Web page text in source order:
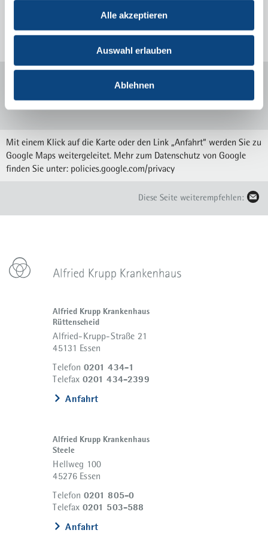
Alle akzeptieren
Auswahl erlauben
Ablehnen
Sprechstunden und Anmeldung
Mit einem Klick auf die Karte oder den Link „Anfahrt“ werden Sie zu
Google Maps weitergeleitet. Mehr zum Datenschutz von Google
finden Sie unter: policies.google.com/privacy
Diese Seite weiterempfehlen:
Alfried Krupp Krankenhaus
Rüttenscheid
Alfried-Krupp-Straße 21
45131 Essen
Telefon 0201 434-1
Telefax 0201 434-2399
Anfahrt
Alfried Krupp Krankenhaus
Steele
Hellweg 100
45276 Essen
Telefon 0201 805-0
Telefax 0201 503-588
Anfahrt